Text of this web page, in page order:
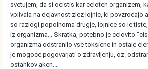
svetujem, da si ocistis kar celoten organizem,
vplivala na dejavnost zlez lojnic, ki povzrocajo
so razlogi popolnoma drugje, lojnice so le
iz organizma... Skratka, potebno je celovito
organizma odstranilo vse toksicne in ostale
je mogoce pogovarjati o zdravljenju, oz.
ostankov aken...